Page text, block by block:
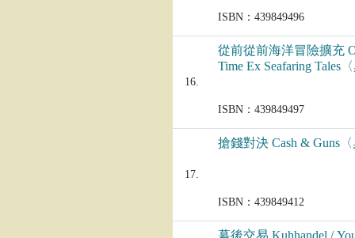
ISBN：439849496
16.
從前從前海洋冒險擴充
Time Ex Seafaring Tales
ISBN：439849497
17.
搶錢對決 Cash & Guns
ISBN：439849412
幕後交易 Kuhhandel /